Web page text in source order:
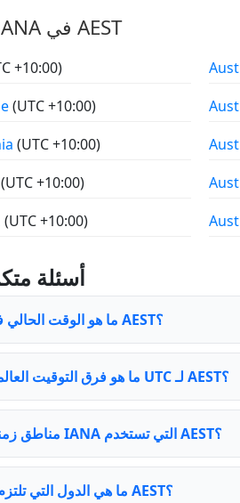
مناطق زمنية IANA في AEST
+10:00)
(UTC +10:00)
(UTC +10:00)
(UTC +10:00)
(UTC +10:00)
أسئلة
ما هو الوقت الحالي في AEST؟
ما هو فرق التوقيت العالمي UTC لـ AEST؟
مناطق زمنية IANA التي تستخدم AEST؟
ما هي الدول التي تلتزم بـ AEST؟